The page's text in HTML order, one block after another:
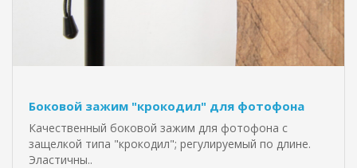
Боковой зажим "крокодил" для фотофона
Качественный боковой зажим для фотофона с
защелкой типа "крокодил"; регулируемый по длине.
Эластичны..